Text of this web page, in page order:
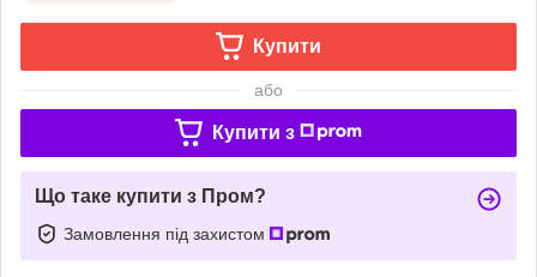
Купити
або
Купити з
Що таке купити з Пром?
Замовлення під захистом